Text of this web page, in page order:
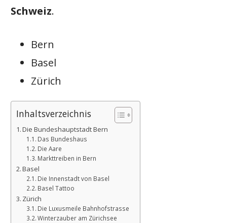
Schweiz.
Bern
Basel
Zürich
Inhaltsverzeichnis
Die Bundeshauptstadt Bern
Das Bundeshaus
Die Aare
Markttreiben in Bern
Basel
Die Innenstadt von Basel
Basel Tattoo
Zürich
Die Luxusmeile Bahnhofstrasse
Winterzauber am Zürichsee